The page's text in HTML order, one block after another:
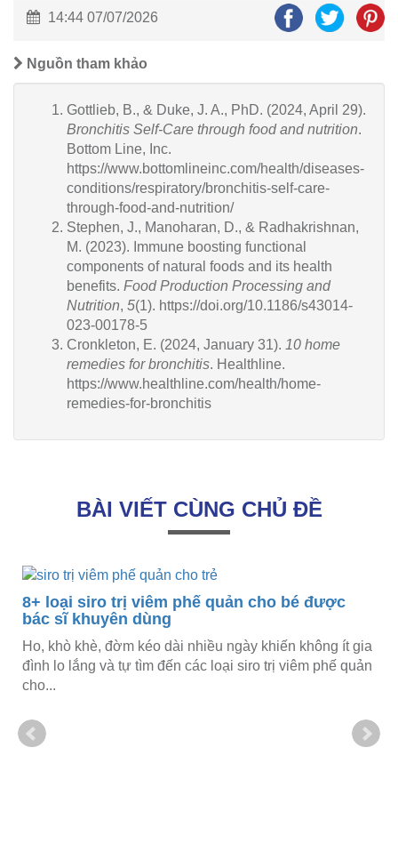
14:44 07/07/2026
Nguồn tham khảo
Gottlieb, B., & Duke, J. A., PhD. (2024, April 29).
Bronchitis Self-Care through food and nutrition.
Bottom Line, Inc.
https://www.bottomlineinc.com/health/diseases-
conditions/respiratory/bronchitis-self-care-
through-food-and-nutrition/
Stephen, J., Manoharan, D., & Radhakrishnan,
M. (2023). Immune boosting functional
components of natural foods and its health
benefits. Food Production Processing and
Nutrition, 5(1). https://doi.org/10.1186/s43014-
023-00178-5
Cronkleton, E. (2024, January 31). 10 home
remedies for bronchitis. Healthline.
https://www.healthline.com/health/home-
remedies-for-bronchitis
BÀI VIẾT CÙNG CHỦ ĐỀ
8+ loại siro trị viêm phế quản cho bé được
bác sĩ khuyên dùng
Ho, khò khè, đờm kéo dài nhiều ngày khiến không ít gia
đình lo lắng và tự tìm đến các loại siro trị viêm phế quản
cho...